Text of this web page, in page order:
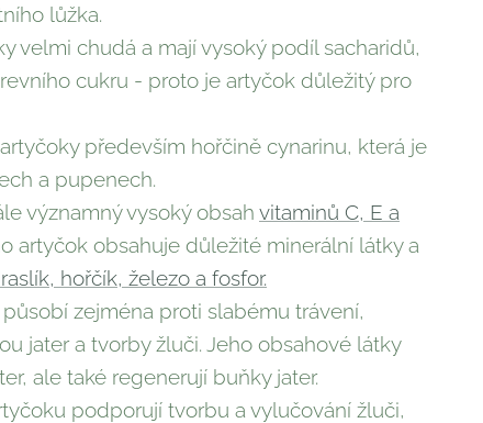
lůžka.
velmi chudá a mají vysoký podíl sacharidů,
cukru - proto je artyčok důležitý pro
především hořčině cynarinu, která je
a pupenech.
významný vysoký obsah vitaminů C, E a
artyčok obsahuje důležité minerální látky a
hořčík, železo a fosfor.
zejména proti slabému trávení,
jater a tvorby žluči. Jeho obsahové látky
ale také regenerují buňky jater.
podporují tvorbu a vylučování žluči,